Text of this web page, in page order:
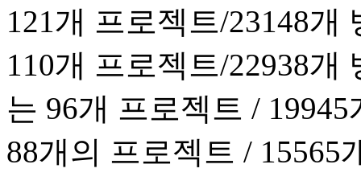
121개 프로젝트/23148
110개 프로젝트/22938
는 96개 프로젝트 /
88개의 프로젝트 / 15565